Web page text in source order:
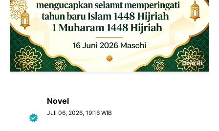
Novel
Juli 06, 2026, 19:16 WIB